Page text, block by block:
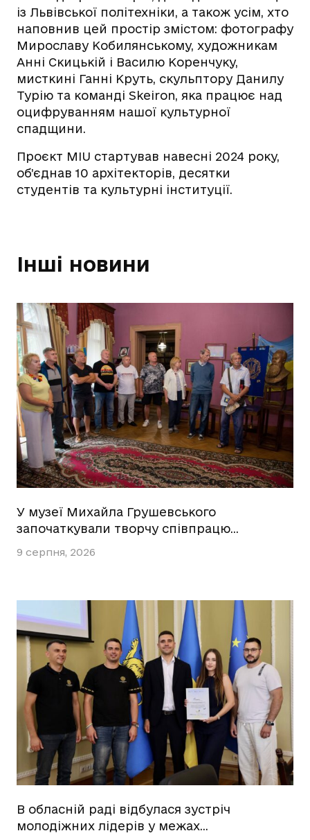
із Львівської політехніки, а також усім, хто
наповнив цей простір змістом: фотографу
Мирославу Кобилянському, художникам
Анні Скицькій і Василю Коренчуку,
мисткині Ганні Круть, скульптору Данилу
Турію та команді Skeiron, яка працює над
оцифруванням нашої культурної
спадщини.
Проєкт MIU стартував навесні 2024 року,
об’єднав 10 архітекторів, десятки
студентів та культурні інституції.
Інші новини
У музеї Михайла Грушевського
започаткували творчу співпрацю…
9 серпня, 2026
В обласній раді відбулася зустріч
молодіжних лідерів у межах…